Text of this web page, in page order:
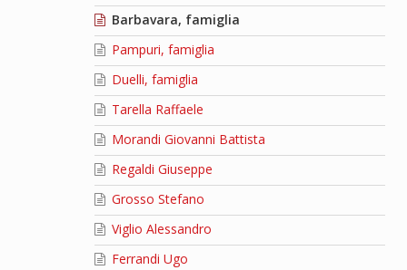
Barbavara, famiglia
Pampuri, famiglia
Duelli, famiglia
Tarella Raffaele
Morandi Giovanni Battista
Regaldi Giuseppe
Grosso Stefano
Viglio Alessandro
Ferrandi Ugo